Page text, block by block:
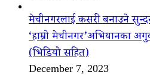
मेचीनगरलाई कसरी बनाउने
‘हाम्रो मेचीनगर’अभियानका
(भिडियो सहित)
December 7, 2023